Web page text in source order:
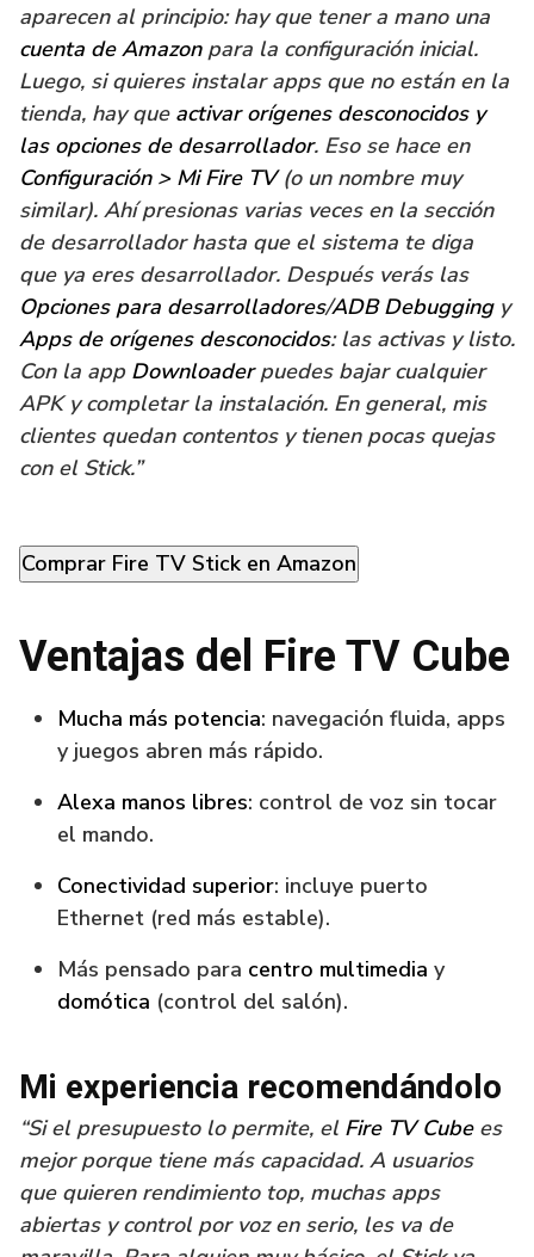
aparecen al principio: hay que tener a mano una
cuenta de Amazonpara la configuración inicial.
Luego, si quieres instalar apps que no están en la
tienda, hay que activar orígenes desconocidos y
las opciones de desarrollador. Eso se hace en
Configuración > Mi Fire TV(o un nombre muy
similar). Ahí presionas varias veces en la sección
de desarrollador hasta que el sistema te diga
que ya eres desarrollador. Después verás las
Opciones para desarrolladores/ADB Debuggingy
Apps de orígenes desconocidos: las activas y listo.
Con la app Downloaderpuedes bajar cualquier
APK y completar la instalación. En general, mis
clientes quedan contentos y tienen pocas quejas
con el Stick.”
Comprar Fire TV Stick en Amazon
Ventajas del Fire TV Cube
Mucha más potencia: navegación fluida, apps
y juegos abren más rápido.
Alexa manos libres: control de voz sin tocar
el mando.
Conectividad superior: incluye puerto
Ethernet (red más estable).
Más pensado para centro multimedia y
domótica (control del salón).
Mi experiencia recomendándolo
“Si el presupuesto lo permite, el Fire TV Cubees
mejor porque tiene más capacidad. A usuarios
que quieren rendimiento top, muchas apps
abiertas y control por voz en serio, les va de